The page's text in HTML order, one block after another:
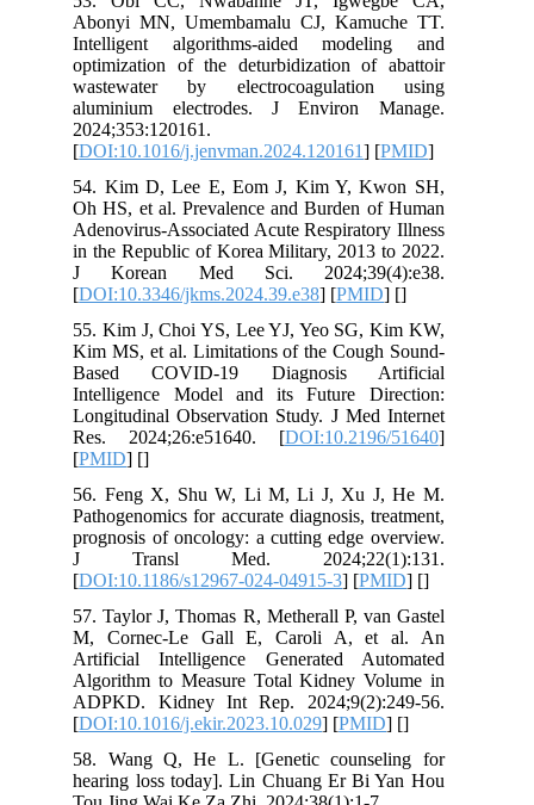
Abonyi MN, Umembamalu CJ, Kamuche TT.
Intelligent algorithms-aided modeling and
optimization of the deturbidization of abattoir
wastewater by electrocoagulation using
aluminium electrodes. J Environ Manage.
2024;353:120161.
[DOI:10.1016/j.jenvman.2024.120161] [PMID
54. Kim D, Lee E, Eom J, Kim Y, Kwon SH,
Oh HS, et al. Prevalence and Burden of Human
Adenovirus-Associated Acute Respiratory Illness
in the Republic of Korea Military, 2013 to 2022.
J Korean Med Sci. 2024;39(4):e38.
[DOI:10.3346/jkms.2024.39.e38] [PMID] [
55. Kim J, Choi YS, Lee YJ, Yeo SG, Kim KW,
Kim MS, et al. Limitations of the Cough Sound-
Based COVID-19 Diagnosis Artificial
Intelligence Model and its Future Direction:
Longitudinal Observation Study. J Med Internet
Res. 2024;26:e51640. [DOI:10.2196/51640
[PMID] [
56. Feng X, Shu W, Li M, Li J, Xu J, He M.
Pathogenomics for accurate diagnosis, treatment,
prognosis of oncology: a cutting edge overview.
J Transl Med. 2024;22(1):131.
[DOI:10.1186/s12967-024-04915-3] [PMID] [
57. Taylor J, Thomas R, Metherall P, van Gastel
M, Cornec-Le Gall E, Caroli A, et al. An
Artificial Intelligence Generated Automated
Algorithm to Measure Total Kidney Volume in
ADPKD. Kidney Int Rep. 2024;9(2):249-56.
[DOI:10.1016/j.ekir.2023.10.029] [PMID] [
58. Wang Q, He L. [Genetic counseling for
hearing loss today]. Lin Chuang Er Bi Yan Hou